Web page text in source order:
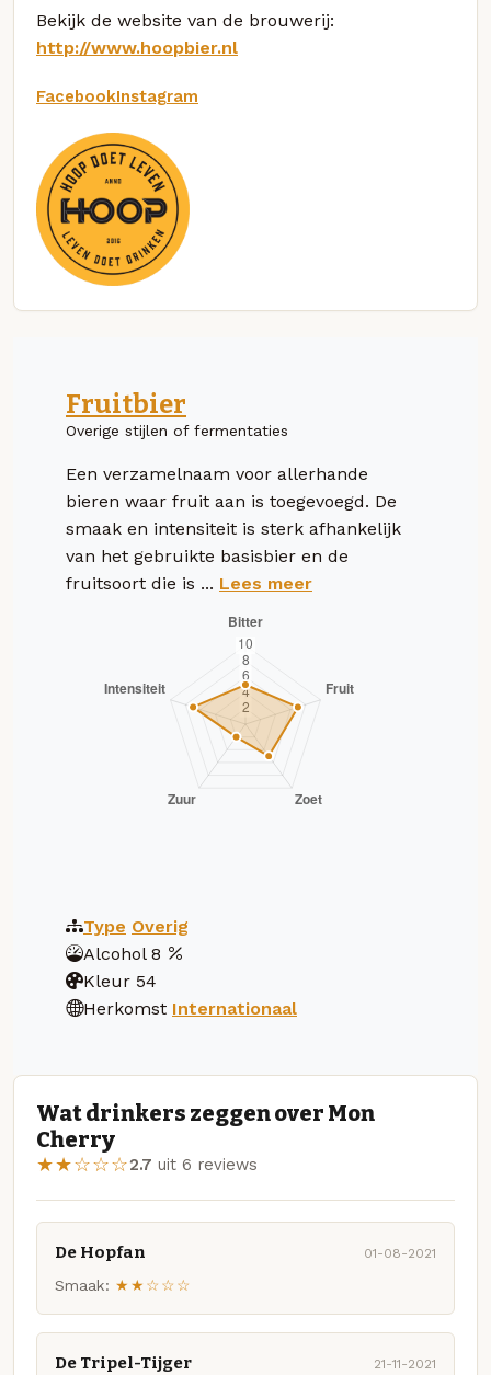
Bekijk de website van de brouwerij:
http://www.hoopbier.nl
FacebookInstagram
Fruitbier
Overige stijlen of fermentaties
Een verzamelnaam voor allerhande
bieren waar fruit aan is toegevoegd. De
smaak en intensiteit is sterk afhankelijk
van het gebruikte basisbier en de
fruitsoort die is ... Lees meer
Type Overig
Alcohol 8
Kleur 54
Herkomst Internationaal
Wat drinkers zeggen over Mon
Cherry
★★☆☆☆2.7 uit 6 reviews
De Hopfan 01-08-2021
Smaak: ★★☆☆☆
De Tripel-Tijger 21-11-2021